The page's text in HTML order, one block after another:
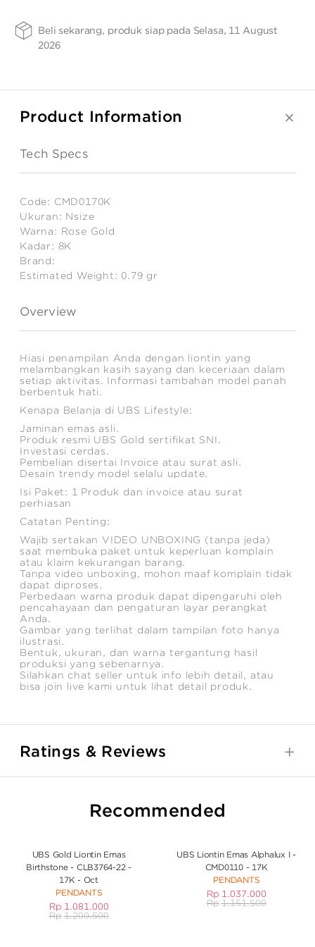
MY ACCOUNT
SHOPPING CART
CMD0170K
CMD0170K
SIZE -
NSIZE
FINISHING
-SPRG
PURITY
-37
Beli sekarang, produk siap pada Selasa, 11 August
2026
Product Information
Tech Specs
Code: CMD0170K
Ukuran: Nsize
Warna: Rose Gold
Kadar: 8K
Brand:
Estimated Weight:0.79 gr
Overview
Hiasi penampilan Anda dengan liontin yang
melambangkan kasih sayang dan keceriaan dalam
setiap aktivitas. Informasi tambahan model panah
berbentuk hati.
Kenapa Belanja di UBS Lifestyle:
Jaminan emas asli.
Produk resmi UBS Gold sertifikat SNI.
Investasi cerdas.
Pembelian disertai Invoice atau surat asli.
Desain trendy model selalu update.
Isi Paket: 1 Produk dan invoice atau surat
perhiasan
Catatan Penting:
Wajib sertakan VIDEO UNBOXING (tanpa jeda)
saat membuka paket untuk keperluan komplain
atau klaim kekurangan barang.
Tanpa video unboxing, mohon maaf komplain tidak
dapat diproses.
Perbedaan warna produk dapat dipengaruhi oleh
pencahayaan dan pengaturan layar perangkat
Anda.
Gambar yang terlihat dalam tampilan foto hanya
ilustrasi.
Bentuk, ukuran, dan warna tergantung hasil
produksi yang sebenarnya.
Silahkan chat seller untuk info lebih detail, atau
bisa join live kami untuk lihat detail produk.
Ratings & Reviews
Recommended
UBS Gold Liontin Emas
Birthstone - CLB3764-22 -
17K - Oct
PENDANTS
Rp 1.081.000
Rp 1.200.500
UBS Liontin Emas Alphalux I -
CMD0110 - 17K
PENDANTS
Rp 1.037.000
Rp 1.151.500